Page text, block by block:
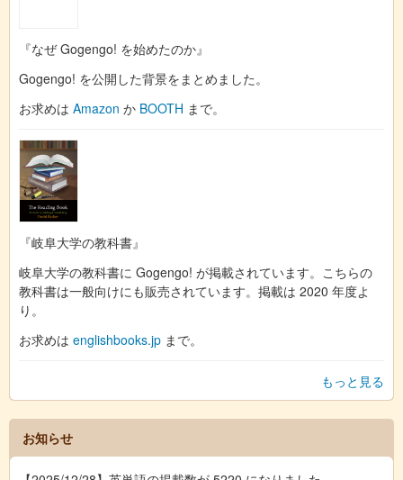
『なぜ Gogengo! を始めたのか』
Gogengo! を公開した背景をまとめました。
お求めは Amazon か BOOTH まで。
『岐阜大学の教科書』
岐阜大学の教科書に Gogengo! が掲載されています。こちらの
教科書は一般向けにも販売されています。掲載は 2020 年度よ
り。
お求めは englishbooks.jp まで。
もっと見る
お知らせ